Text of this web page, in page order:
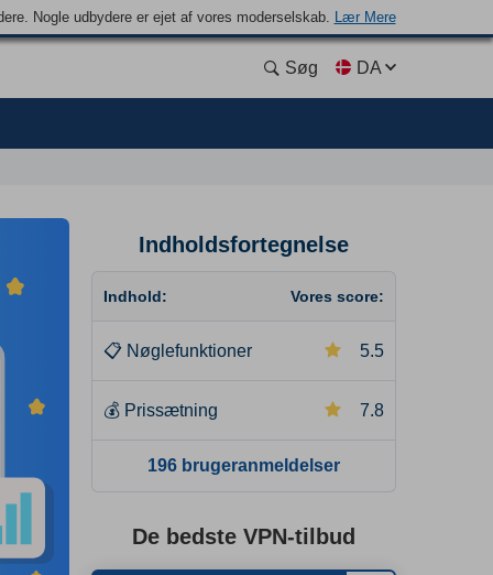
Nogle udbydere er ejet af vores moderselskab. Lær Mere
Søg DA
Indholdsfortegnelse
Indhold: Vores score:
📋 Nøglefunktioner 5.5
💰 Prissætning 7.8
196 brugeranmeldelser
De bedste VPN-tilbud